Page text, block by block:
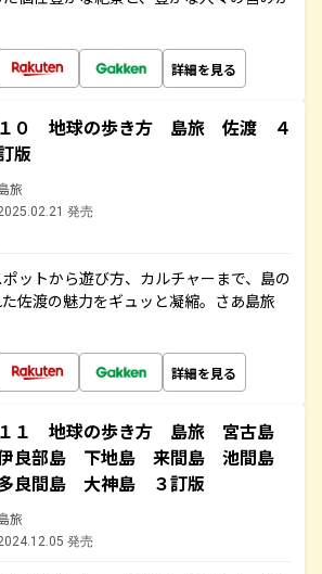
詳細を見る
１０ 地球の歩き方 島旅 佐渡 ４
版
旅
発売
ットから遊び方、カルチャーまで、島の
佐渡の魅力をギュッと凝縮。さあ島旅
詳細を見る
１１ 地球の歩き方 島旅 宮古島
良部島 下地島 来間島 池間島
良間島 大神島 ３訂版
旅
発売